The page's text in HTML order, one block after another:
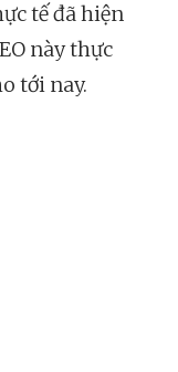
tế đã hiện
này thực
tới nay.